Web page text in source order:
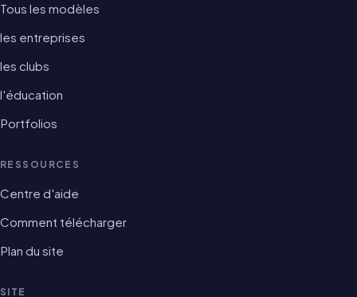
Tous les modèles
les entreprises
les clubs
l'éducation
Portfolios
RESSOURCES
Centre d'aide
Comment télécharger
Plan du site
SITE